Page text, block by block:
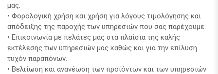
μας.
• Φορολογική χρήση και χρήση για λόγους τιμολόγησης και
απόδειξης της παροχής των υπηρεσιών που σας παρέχουμε.
• Επικοινωνία με πελάτες μας στα πλαίσια της καλής
εκτέλεσης των υπηρεσιών μας καθώς και για την επίλυση
τυχόν παραπόνων.
• Βελτίωση και ανανέωση των προϊόντων και των υπηρεσιών